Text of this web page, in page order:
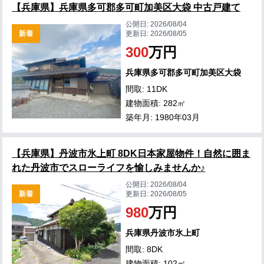
【兵庫県】兵庫県多可郡多可町加美区大袋 中古戸建て
新着
公開日:2026/08/04
更新日:2026/08/05
300万円
兵庫県多可郡多可町加美区大袋
間取: 11DK
建物面積: 282㎡
築年月: 1980年03月
【兵庫県】丹波市氷上町 8DK日本家屋物件！自然に囲ま
れた丹波市でスローライフを愉しみませんか♪
新着
公開日:2026/08/04
更新日:2026/08/05
980万円
兵庫県丹波市氷上町
間取: 8DK